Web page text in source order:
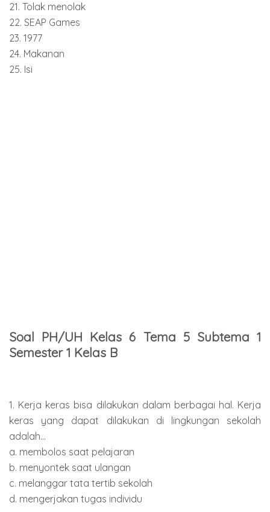
21. Tolak menolak
22. SEAP Games
23. 1977
24. Makanan
25. Isi
Soal PH/UH Kelas 6 Tema 5 Subtema 1
Semester 1 Kelas B
1. Kerja keras bisa dilakukan dalam berbagai hal. Kerja
keras yang dapat dilakukan di lingkungan sekolah
adalah...
a. membolos saat pelajaran
b. menyontek saat ulangan
c. melanggar tata tertib sekolah
d. mengerjakan tugas individu